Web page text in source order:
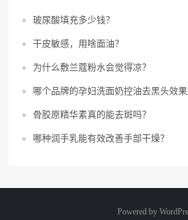
玻尿酸填充多少钱？
干皮敏感，用啥面油？
为什么敷兰蔻粉水会觉得凉？
哪个品牌的孕妇洗面奶控油去黑头效果
骨胶原精华素真的能去斑吗？
哪种润手乳能有效改善手部干燥？
Powered by